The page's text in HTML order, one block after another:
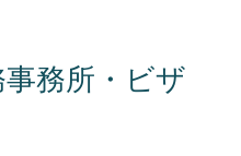
務所・ビザ